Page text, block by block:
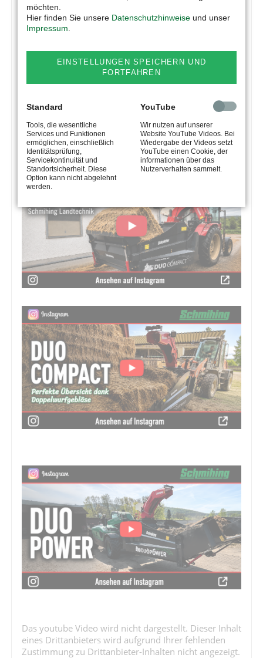
Das youtube Video wird nicht dargestellt. Dieser Inhalt
eines Drittanbieters wird aufgrund Ihrer fehlenden
Zustimmung zu Drittanbieter-Inhalten nicht angezeigt.
möchten.
Hier finden Sie unsere Datenschutzhinweise und unser
Impressum
EINSTELLUNGEN SPEICHERN UND
FORTFAHREN
Standard
Tools, die wesentliche
Services und Funktionen
ermöglichen, einschließlich
Identitätsprüfung,
Servicekontinuität und
Standortsicherheit. Diese
Option kann nicht abgelehnt
werden.
YouTube
Wir nutzen auf unserer
Website YouTube Videos. Bei
Wiedergabe der Videos setzt
YouTube einen Cookie, der
informationen über das
Nutzerverhalten sammelt.